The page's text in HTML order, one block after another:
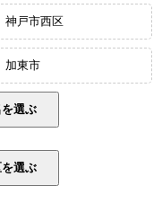
神戸市西区
加東市